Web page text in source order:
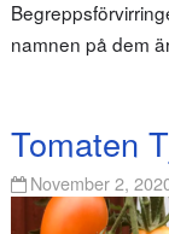
namnen på dem
Tomaten
November 2,